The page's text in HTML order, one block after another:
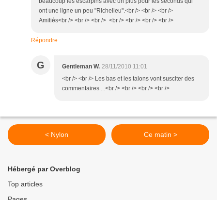
ont une ligne un peu "Richelieu".<br /> <br /> <br />
Amitiés<br /> <br /> <br /> <br /> <br /> <br /> <br />
Répondre
G Gentleman W. 28/11/2010 11:01
<br /> <br /> Les bas et les talons vont susciter des
commentaires ...<br /> <br /> <br /> <br />
< Nylon Ce matin >
Hébergé par Overblog
Top articles